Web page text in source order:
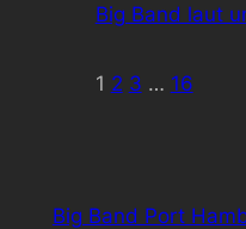
Big Band laut
1 2 3 … 16
Big Band Port